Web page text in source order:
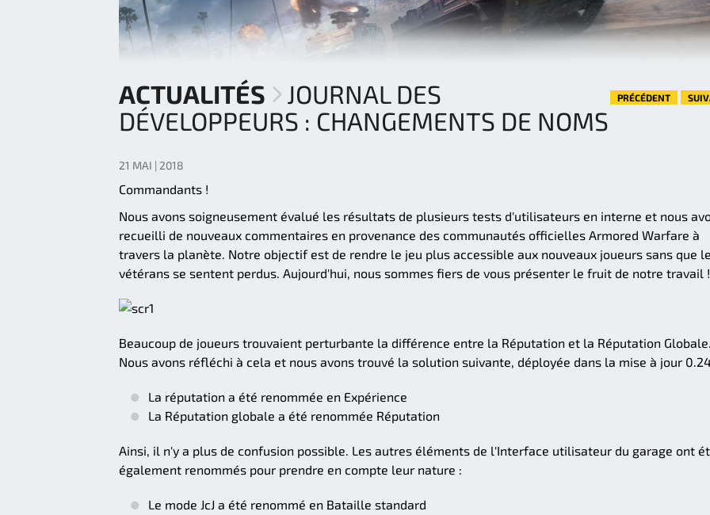
ACTUALITÉS
JOURNAL DES
DÉVELOPPEURS : CHANGEMENTS DE NOMS
PRÉCÉDENT
21 MAI | 2018
Commandants !
Nous avons soigneusement évalué les résultats de plusieurs tests d'utilisateurs en interne et nous
recueilli de nouveaux commentaires en provenance des communautés officielles Armored Warfare à
travers la planète. Notre objectif est de rendre le jeu plus accessible aux nouveaux joueurs sans que
vétérans se sentent perdus. Aujourd'hui, nous sommes fiers de vous présenter le fruit de notre travail !
Beaucoup de joueurs trouvaient perturbante la différence entre la Réputation et la Réputation Globale.
Nous avons réfléchi à cela et nous avons trouvé la solution suivante, déployée dans la mise à jour
La réputation a été renommée en Expérience
La Réputation globale a été renommée Réputation
Ainsi, il n'y a plus de confusion possible. Les autres éléments de l'Interface utilisateur du garage ont
également renommés pour prendre en compte leur nature :
Le mode JcJ a été renommé en Bataille standard